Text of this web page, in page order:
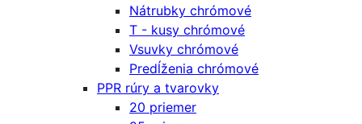
Nátrubky chrómové
T - kusy chrómové
Vsuvky chrómové
Predĺženia chrómové
PPR rúry a tvarovky
20 priemer